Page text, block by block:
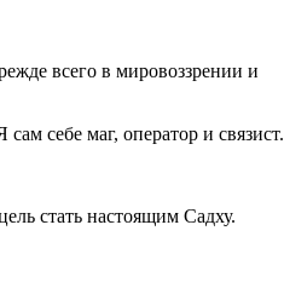
всего в мировоззрении и
себе маг, оператор и связист.
стать настоящим Садху.